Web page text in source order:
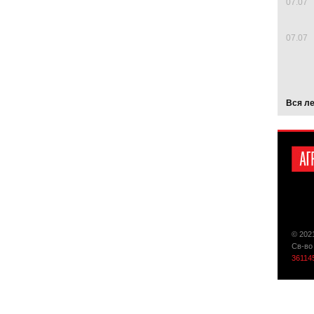
07.07
07.07
Вся
©
Св-во